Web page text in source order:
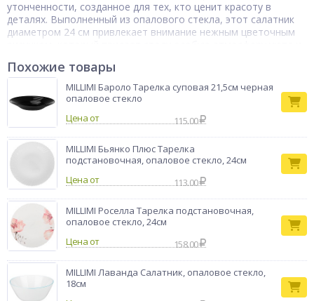
утонченности, созданное для тех, кто ценит красоту в
деталях. Выполненный из опалового стекла, этот салатник
диаметром 24 см привлекает внимание нежным цветочным
подчеркивая его уникальный дизайн. Салатник идеально
подходит для подачи салатов и закусок, становясь ярким
акцентом на любом праздничном или повседневном столе.
Превратите каждый прием пищи в эстетическое наслаждение
с посудой MILLIMI Роселла.
Тип товара
Салатник
Бренд
MILLIMI
Похожие товары
MILLIMI Бароло Тарелка суповая 21,5см черная
опаловое стекло
Цена от
115.00
MILLIMI Бьянко Плюс Тарелка
подстановочная, опаловое стекло, 24см
Цена от
113.00
MILLIMI Роселла Тарелка подстановочная,
опаловое стекло, 24см
Цена от
158.00
MILLIMI Лаванда Салатник, опаловое стекло,
18см